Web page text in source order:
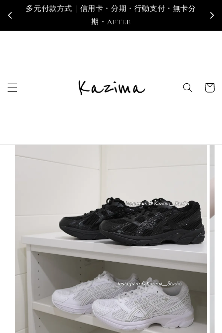
多元付款方式｜信用卡・分期・行動支付・無卡分
期・AFTEE
寄